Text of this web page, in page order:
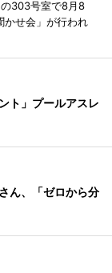
の303号室で8月8
かせ会」が行われ
ト」プールアスレ
ん、「ゼロから分